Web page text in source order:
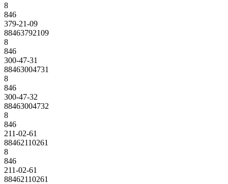
8
846
379-21-09
88463792109
8
846
300-47-31
88463004731
8
846
300-47-32
88463004732
8
846
211-02-61
88462110261
8
846
211-02-61
88462110261